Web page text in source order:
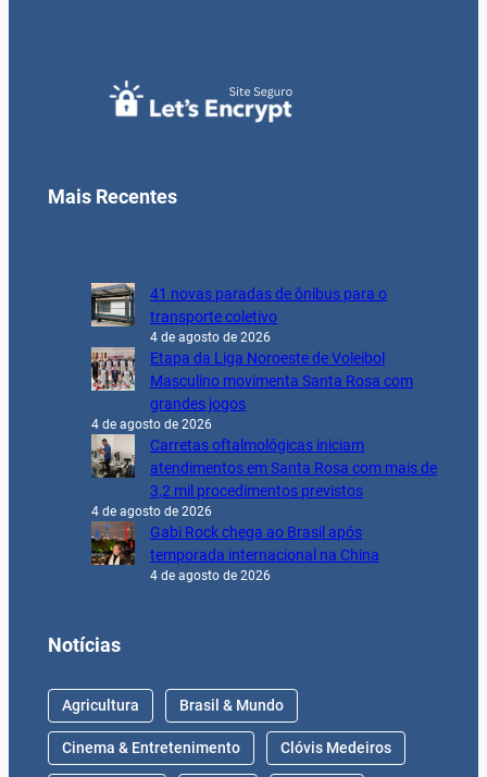
Mais Recentes
transporte coletivo
4 de agosto de 2026
Etapa da Liga Noroeste de Voleibol
Masculino movimenta Santa Rosa com
grandes jogos
4 de agosto de 2026
Carretas oftalmológicas iniciam
atendimentos em Santa Rosa com mais de
3,2 mil procedimentos previstos
4 de agosto de 2026
Gabi Rock chega ao Brasil após
temporada internacional na China
4 de agosto de 2026
Notícias
Agricultura Brasil & Mundo
Cinema & Entretenimento Clóvis Medeiros